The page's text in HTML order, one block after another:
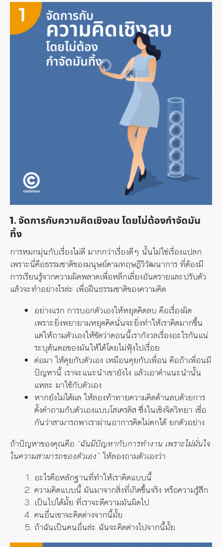
1. จัดการกับความคิดเชิงลบ โดยไม่ต้องกำจัดมัน
ทิ้ง
การหมกมุ่นกับเรื่องไม่ดี มากกว่าเรื่องดีๆ นั้นไม่ใช่เรื่องแปลก
เพราะนี่คือธรรมชาติของมนุษย์ตามทฤษฎีวิวัฒนาการ ที่ต้องมี
การเรียนรู้จากความผิดพลาดเพื่อหลีกเลี่ยงอันตรายและปรับตัว
แล้วจะทำอย่างไรล่ะ เพื่อฝืนธรรมชาติของความคิด
อย่างแรก การบอกตัวเองให้หยุดคิดลบ คือเรื่องผิด
เพราะยิ่งพยายามหยุดคิดนั่นจะยิ่งทำให้เราคิดมากขึ้น
แต่ให้ถามตัวเองให้ชัดว่าตอนนี้เรากังวลเรื่องอะไรกันแน่
ระบุต้นตอของมันให้ได้โดยไม่ฟุ้งไปเรื่อย
ต่อมา ให้คุยกับตัวเอง เหมือนคุยกับเพื่อน คือถ้าเพื่อนมี
ปัญหานี้ เราจะแนะนำเขายังไง แล้วเอาคำแนะนำนั้น
แหละ มาใช้กับตัวเอง
หากยังไม่ได้ผล ให้ลองท้าทายความคิดด้านลบด้วยการ
ตั้งคำถามกับตัวเองแบบโสเครติส ซึ่งในเชิงจิตวิทยา เชื่อ
กันว่าสามารถพาเราผ่านอาการคิดไม่ตกได้ ยกตัวอย่าง
ถ้าปัญหาของคุณคือ “ฉันมีปัญหากับการทำงาน เพราะไม่มั่นใจ
ในความสามารถของตัวเอง”ให้ลองถามตัวเองว่า
อะไรคือหลักฐานที่ทำให้เราคิดแบบนี้
ความคิดแบบนี้ มันมาจากสิ่งที่เกิดขึ้นจริง หรือความรู้สึก
เป็นไปได้มั้ย ที่เราจะตีความมันผิดไป
คนอื่นเขาจะคิดต่างจากนี้มั้ย
ถ้าฉันเป็นคนอื่นล่ะ ฉันจะคิดต่างไปจากนี้มั้ย